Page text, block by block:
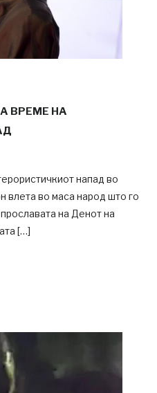
ВРЕМЕ НА
напад во
влета во маса народ што го
на Денот на
[…]